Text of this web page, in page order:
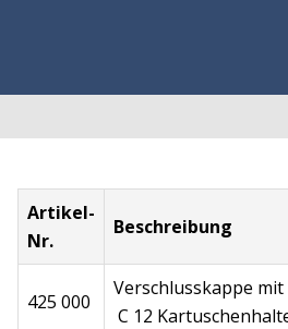
Artikel-
Nr.
Beschreibung
425 000
Verschlusskappe
C 12